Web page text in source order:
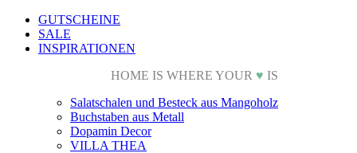
GUTSCHEINE
SALE
INSPIRATIONEN
HOME IS WHERE YOUR ♥ IS
Salatschalen und Besteck aus Mangoholz
Buchstaben aus Metall
Dopamin Decor
VILLA THEA